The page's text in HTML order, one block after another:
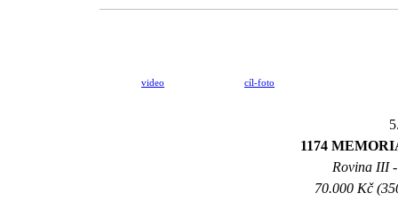
video cíl-foto
1174
Rovina III
70.000 Kč